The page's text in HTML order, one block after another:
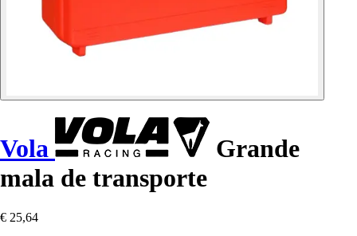
Vola
Grande
mala de transporte
€ 25,64